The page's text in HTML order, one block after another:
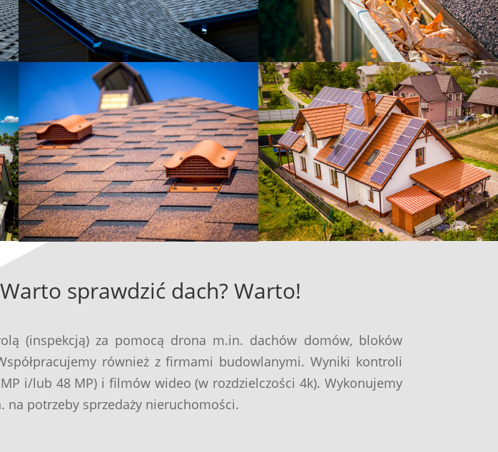
sprawdzić dach? Warto!
(inspekcją) za pomocą drona m.in. dachów domów, bloków
również z firmami budowlanymi. Wyniki kontroli
i/lub 48 MP) i filmów wideo (w rozdzielczości 4k). Wykonujemy
na potrzeby sprzedaży nieruchomości.